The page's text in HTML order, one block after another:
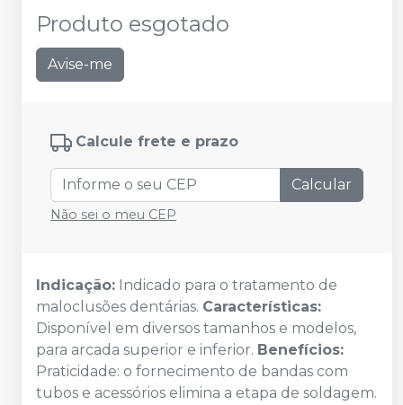
Produto esgotado
Avise-me
Calcule frete e prazo
Calcular
Não sei o meu CEP
Indicação: Indicado para o tratamento de
maloclusões dentárias. Características:
Disponível em diversos tamanhos e modelos,
para arcada superior e inferior. Benefícios:
Praticidade: o fornecimento de bandas com
tubos e acessórios elimina a etapa de soldagem.